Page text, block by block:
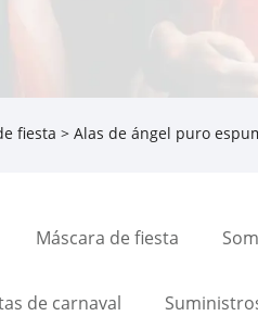
fiesta > Alas de ángel puro
Máscara de fiesta
de carnaval